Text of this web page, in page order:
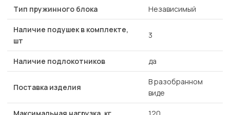
Тип пружинного блока Независимый
Наличие подушек в комплекте,
шт
3
Наличие подлокотников да
Поставка изделия
В разобранном
виде